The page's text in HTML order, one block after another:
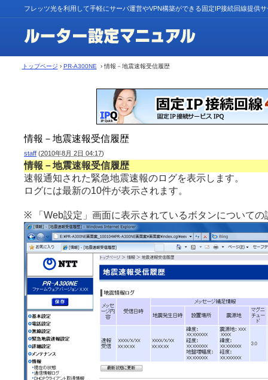
フレッツ光を利用して手軽にサーバ運営やVPN構築ができる固定IP接続回線提供
トップページ › PR-A300NE › 情報－地震速報受信履歴
情報－地震速報受信履歴
staff (2010年8月 2日 04:17)
情報－地震速報受信履歴
速報通知された緊急地震速報のログを表示します。
ログには最新の10件が表示されます。
※ 「Web設定」画面に表示されているボタンについての